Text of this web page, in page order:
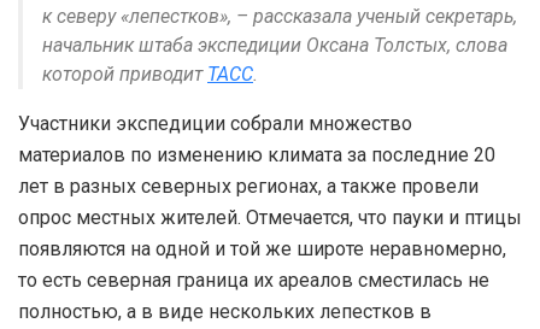
к северу «лепестков», – рассказала ученый секретарь,
начальник штаба экспедиции Оксана Толстых, слова
которой приводит ТАСС
Участники экспедиции собрали множество
материалов по изменению климата за последние 20
лет в разных северных регионах, а также провели
опрос местных жителей. Отмечается, что пауки и птицы
появляются на одной и той же широте неравномерно,
то есть северная граница их ареалов сместилась не
полностью, а в виде нескольких лепестков в